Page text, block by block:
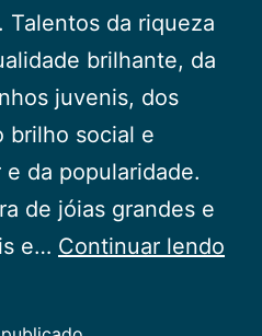
Talentos da riqueza
brilhante, da
juvenis, dos
brilho social e
da popularidade.
de jóias grandes e
e… Continuar lendo